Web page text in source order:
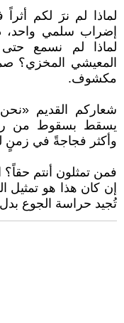
لماذا لم نرَ لكم
إضراب سلمي واحد،
لماذا لم نسمع حتى
المعيشي المخزي؟
مكشوف.
شعاركم القديم
يسقط بسقوط من
وأكثر فجاجةً في زمنٍ
فمن تمثلون أنتم
إن كان هذا هو تمثيل
تُجيد حراسة الجوع